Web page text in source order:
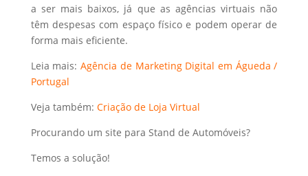
a ser mais baixos, já que as agências virtuais não
têm despesas com espaço físico e podem operar de
forma mais eficiente.
Leia mais:Agência de Marketing Digital em Águeda /
Portugal
Veja também: Criação de Loja Virtual
Procurando um site para Stand de Automóveis?
Temos a solução!